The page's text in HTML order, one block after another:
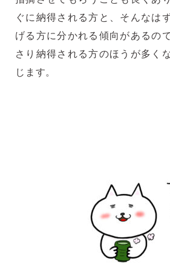
ぐに納得される方と、そんなは
げる方に分かれる傾向があるの
さり納得される方のほうが多く
じます。